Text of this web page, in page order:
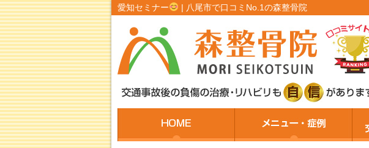
愛知セミナー | 八尾市で口コミNo.1の森整骨院